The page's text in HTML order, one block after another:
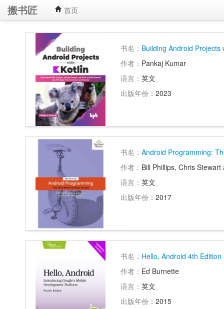
搬书匠 首页
书名： Building Android Projects
作者： Pankaj Kumar
语言： 英文
出版年份： 2023
书名： Android Programming:
作者： Bill Phillips, Chris
语言： 英文
出版年份： 2017
书名： Hello, Android 4th Edition
作者： Ed Burnette
语言： 英文
出版年份： 2015